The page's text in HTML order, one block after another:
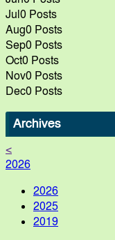
Jul0 Posts
Aug0 Posts
Sep0 Posts
Oct0 Posts
Nov0 Posts
Dec0 Posts
Archives
<
2026
2026
2025
2019